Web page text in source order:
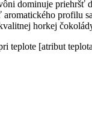
dominuje
aromatického
horkej
teplote [atribut